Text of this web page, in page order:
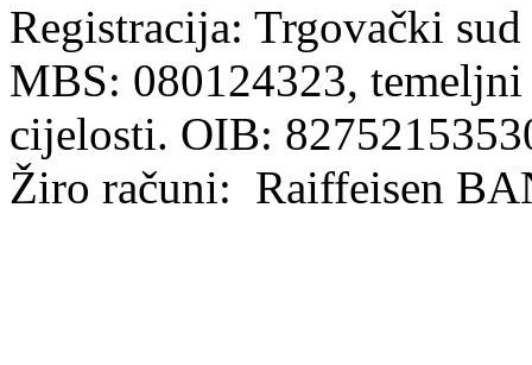
Registracija: Trgovački
MBS: 080124323,
cijelosti. OIB:
Žiro računi: Raiffeisen